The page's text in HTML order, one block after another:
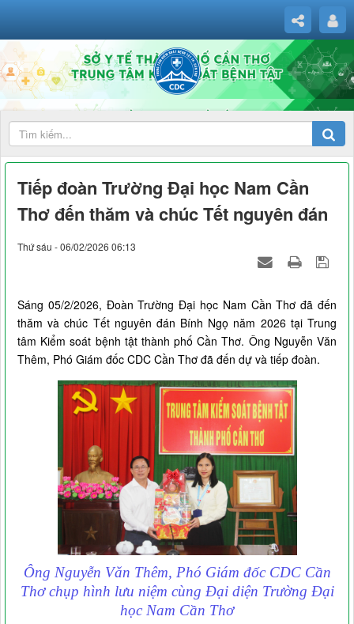
Tiếp đoàn Trường Đại học Nam Cần
Thơ đến thăm và chúc Tết nguyên đán
Thứ sáu - 06/02/2026 06:13
Sáng 05/2/2026, Đoàn Trường Đại học Nam Cần Thơ đã đến
thăm và chúc Tết nguyên đán Bính Ngọ năm 2026 tại Trung
tâm Kiểm soát bệnh tật thành phố Cần Thơ. Ông Nguyễn Văn
Thêm, Phó Giám đốc CDC Cần Thơ đã đến dự và tiếp đoàn.
Ông Nguyễn Văn Thêm, Phó Giám đốc CDC Cần
Thơ chụp hình lưu niệm cùng Đại diện Trường Đại
học Nam Cần Thơ